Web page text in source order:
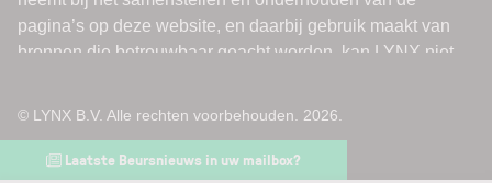
© LYNX B.V. Alle rechten voorbehouden. 2026.
Laatste Beursnieuws in uw mailbox?